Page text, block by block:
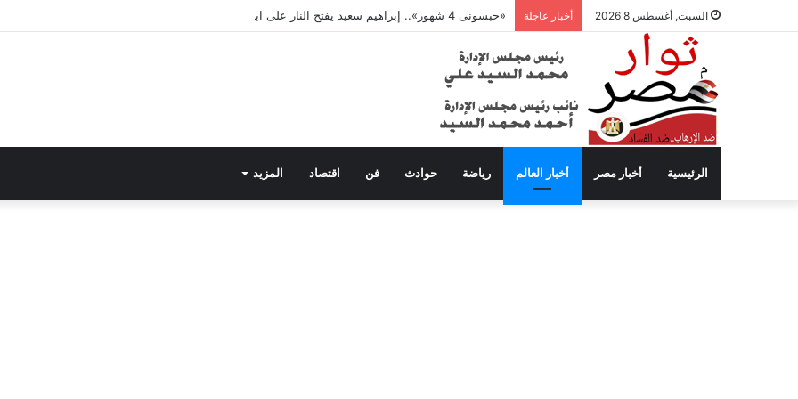
السبت, أغسطس 8 2026 أخبار عاجلة «حبسونى 4 شهور».. إبراهيم سعيد يفتح النار على ابنتيه: والله ما مسامحكم
الرئيسية أخبار مصر أخبار العالم رياضة حوادث فن اقتصاد المزيد